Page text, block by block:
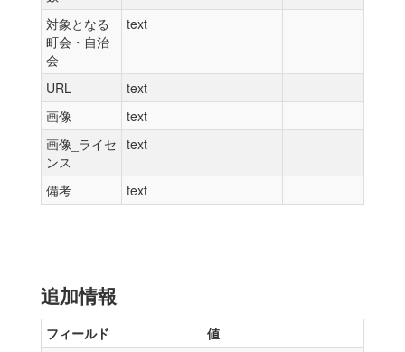
対象となる
町会・自治
会
text
URL
text
画像
text
画像_ライセ
ンス
text
備考 text
追加情報
フィールド
値